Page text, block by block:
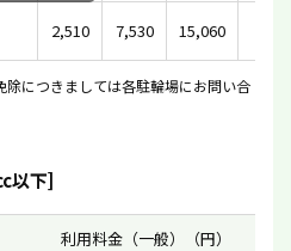
2,510 7,530 15,060
につきましては各駐輪場にお問い合
以下]
利用料金（一般）（円）